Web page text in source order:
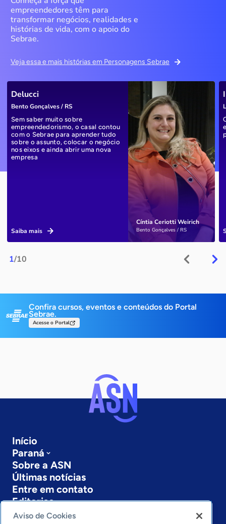
empreendedores têm para
transformar negócios, realidades e
histórias de vida, com o apoio do
Sebrae.
Veja essa e mais histórias em Personagens Sebrae
1/10
Cíntia Ceriotti Weirich
Bento Gonçalves / RS
Delucci
Bento Gonçalves / RS
Sem saber muito sobre
empreendedorismo, o casal contou
com o Sebrae para aprender tudo
sobre o assunto, colocar o negócio
nos eixos e ainda abrir uma nova
empresa
Saiba mais
Confira cursos, eventos e conteúdos do Portal
Sebrae.
Acesse o Portal
Início
Paraná
Sobre a ASN
Últimas notícias
Entre em contato
Editorias
Aviso de Cookies